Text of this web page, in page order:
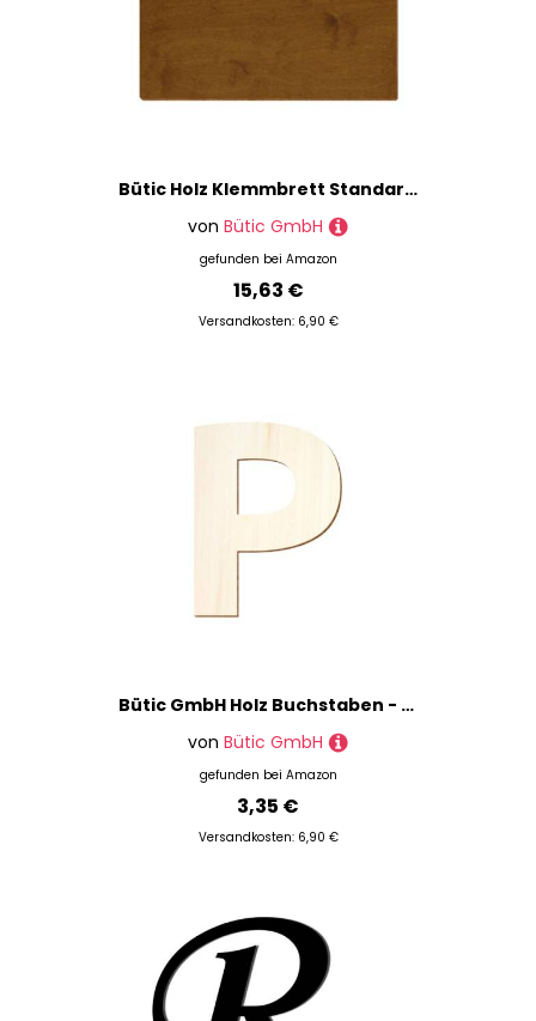
Bütic Holz Klemmbrett Standardform Teak für DIN A3 A4 A5 A6 aus 3 mm Birkensperrholz und mit widerstandsfähigem Klarlack versiegelt, Format:A3 quer, Klemme:Zahnklemme silber
von Bütic GmbH
gefunden bei Amazon
15,63 €
Versandkosten: 6,90 €
Bütic GmbH Holz Buchstaben - Ubuntu - Wunschtext/Schriftzug mit Größenauswahl, Größe:15cm, Buchstaben:großes P
von Bütic GmbH
gefunden bei Amazon
3,35 €
Versandkosten: 6,90 €